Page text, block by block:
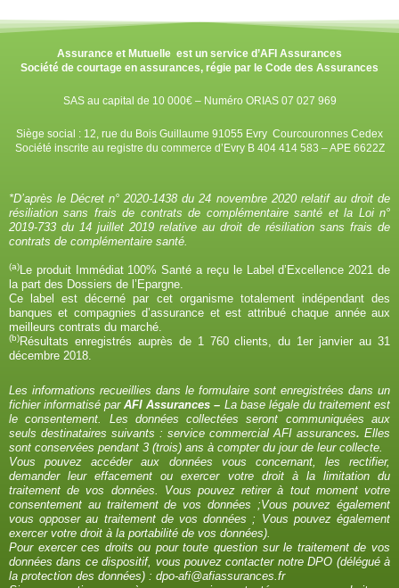
Assurance et Mutuelle est un service d’AFI Assurances
Société de courtage en assurances, régie par le Code des Assurances
SAS au capital de 10 000€ – Numéro ORIAS 07 027 969
Siège social : 12, rue du Bois Guillaume 91055 Evry Courcouronnes Cedex
Société inscrite au registre du commerce d’Evry B 404 414 583 – APE 6622Z
*D’après le Décret n° 2020-1438 du 24 novembre 2020 relatif au droit de
résiliation sans frais de contrats de complémentaire santé et la Loi n°
2019-733 du 14 juillet 2019 relative au droit de résiliation sans frais de
contrats de complémentaire santé.
(a)Le produit Immédiat 100% Santé a reçu le Label d’Excellence 2021 de
la part des Dossiers de l’Epargne.
Ce label est décerné par cet organisme totalement indépendant des
banques et compagnies d’assurance et est attribué chaque année aux
meilleurs contrats du marché.
(b)Résultats enregistrés auprès de 1 760 clients, du 1er janvier au 31
décembre 2018.
Les informations recueillies dans le formulaire sont enregistrées dans un
fichier informatisé parAFI Assurances – La base légale du traitement est
le consentement. Les données collectées seront communiquées aux
seuls destinataires suivants : service commercial AFI assurances. Elles
sont conservées pendant 3 (trois) ans à compter du jour de leur collecte.
Vous pouvez accéder aux données vous concernant, les rectifier,
demander leur effacement ou exercer votre droit à la limitation du
traitement de vos données. Vous pouvez retirer à tout moment votre
consentement au traitement de vos données ;Vous pouvez également
vous opposer au traitement de vos données ; Vous pouvez également
exercer votre droit à la portabilité de vos données).
Pour exercer ces droits ou pour toute question sur le traitement de vos
données dans ce dispositif, vous pouvez contacter notre DPO (délégué à
la protection des données) : dpo-afi@afiassurances.fr